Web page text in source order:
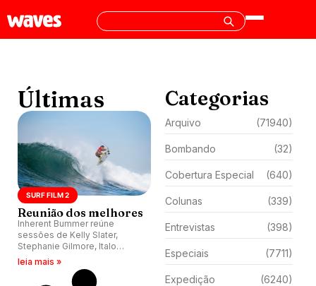
Últimas
SURF FILM 2
Reunião dos melhores
Inherent Bummer reúne
sessões de Kelly Slater,
Stephanie Gilmore, Italo
Ferreira, Filipe Toledo, Carissa
Moore, John John Florence e
outros na película Surf Film 2.
leia mais »
Categorias
Arquivo (71940)
Bombando (32)
Cobertura Especial (640)
Colunas (339)
Entrevistas (398)
Especiais (7711)
Expedição (6240)